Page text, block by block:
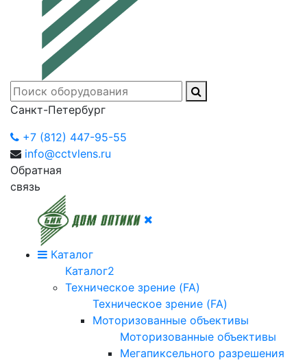
Санкт-Петербург
+7 (812) 447-95-55
info@cctvlens.ru
Обратная
связь
Каталог
Каталог2
Техническое зрение (FA)
Техническое зрение (FA)
Моторизованные объективы
Моторизованные объективы
Мегапиксельного разрешения